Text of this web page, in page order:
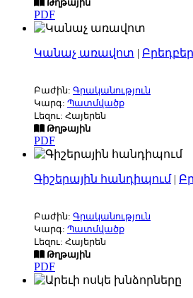
Թղթային
PDF
Կանաչ առավոտ |
Բաժին: Գրականություն
Կարգ: Պատմվածք
Լեզու: Հայերեն
Թղթային
PDF
Գիշերային հանդիպում|
Բաժին: Գրականություն
Կարգ: Պատմվածք
Լեզու: Հայերեն
Թղթային
PDF